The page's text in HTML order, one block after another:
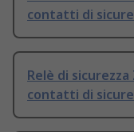
contatti di
Relè di sicurezza
contatti di